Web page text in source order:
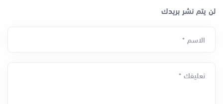
لن يتم نشر بريدك
الاسم *
تعليقك *